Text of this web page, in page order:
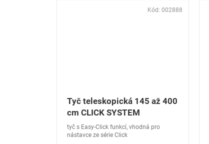
Tyč teleskopická 145 až 400
cm CLICK SYSTEM
tyč s Easy-Click funkcí, vhodná pro
nástavce ze série Click
Kód: 002888